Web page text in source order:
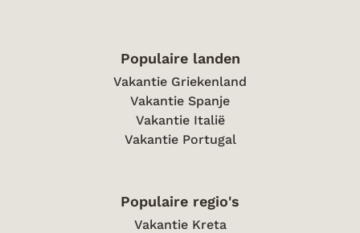
Populaire landen
Vakantie Griekenland
Vakantie Spanje
Vakantie Italië
Vakantie Portugal
Populaire regio's
Vakantie Kreta